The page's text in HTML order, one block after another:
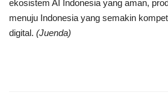
ekosistem AI Indonesia yang aman,
menuju Indonesia yang semakin
digital. (Juenda)